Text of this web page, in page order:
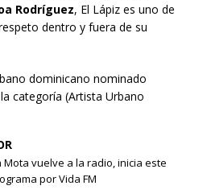
Rodríguez, El Lápiz es uno de
dentro y fuera de su
dominicano nominado
categoría (Artista Urbano
Mota vuelve a la radio, inicia este
por Vida FM